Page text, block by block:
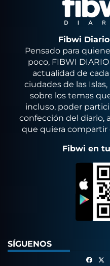
Fibwi
Pensado para
poco, FIBWI
actualidad de
ciudades de las
sobre los temas
incluso, poder
confección del diario,
que quiera compartir
Fibwi en
SÍGUENOS